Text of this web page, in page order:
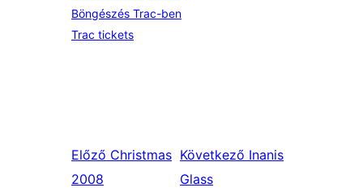
Böngészés Trac-ben
Trac tickets
Előző Christmas
2008
Következő Inanis
Glass